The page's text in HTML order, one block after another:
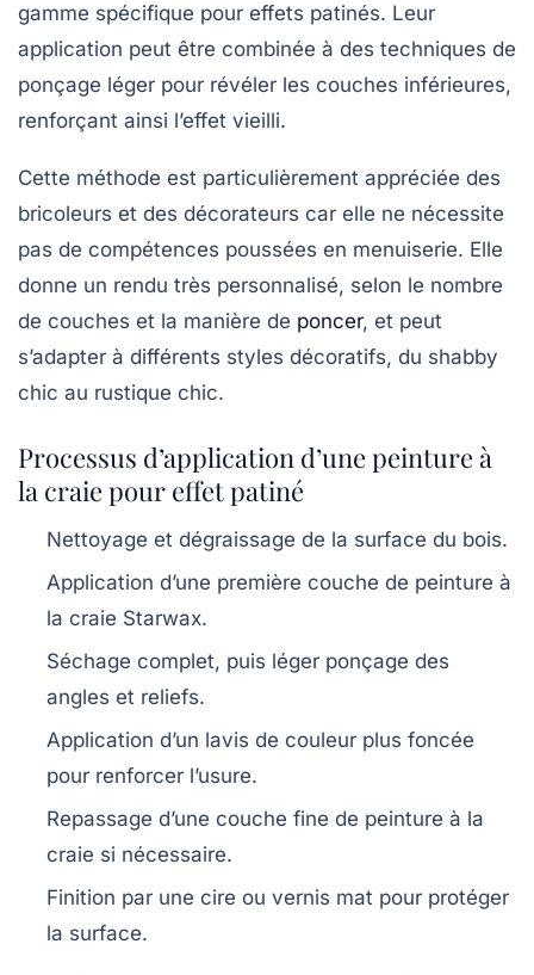
gamme spécifique pour effets patinés. Leur
application peut être combinée à des techniques de
ponçage léger pour révéler les couches inférieures,
renforçant ainsi l’effet vieilli.
Cette méthode est particulièrement appréciée des
bricoleurs et des décorateurs car elle ne nécessite
pas de compétences poussées en menuiserie. Elle
donne un rendu très personnalisé, selon le nombre
de couches et la manière de poncer, et peut
s’adapter à différents styles décoratifs, du shabby
chic au rustique chic.
Processus d’application d’une peinture à
la craie pour effet patiné
Nettoyage et dégraissage de la surface du bois.
Application d’une première couche de peinture à
la craie Starwax.
Séchage complet, puis léger ponçage des
angles et reliefs.
Application d’un lavis de couleur plus foncée
pour renforcer l’usure.
Repassage d’une couche fine de peinture à la
craie si nécessaire.
Finition par une cire ou vernis mat pour protéger
la surface.